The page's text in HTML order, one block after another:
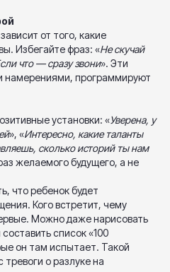
от того, какие
Избегайте фраз: «Не скучай
что — сразу звони». Эти
намерениями, программируют
установки: «Уверена, у
», «Интересно, какие таланты
сколько историй ты нам
желаемого будущего, а не
что ребенок будет
Кого встретит, чему
Можно даже нарисовать
список «100
он там испытает. Такой
о разлуке на